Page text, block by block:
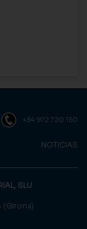
+34 972 720 150
NOTICIAS
SLU
(Girona)